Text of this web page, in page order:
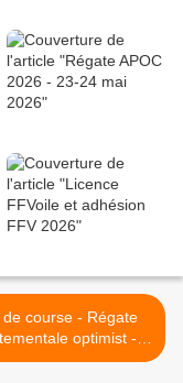
de course - Régate
optimist - 8
novembe 2020 >